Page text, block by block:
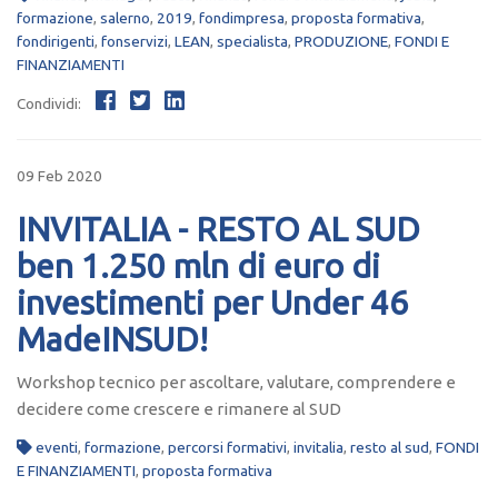
formazione, salerno, 2019, fondimpresa, proposta formativa,
fondirigenti, fonservizi, LEAN, specialista, PRODUZIONE, FONDI E
FINANZIAMENTI
Condividi:
09 Feb 2020
INVITALIA - RESTO AL SUD
ben 1.250 mln di euro di
investimenti per Under 46
MadeINSUD!
Workshop tecnico per ascoltare, valutare, comprendere e
decidere come crescere e rimanere al SUD
eventi, formazione, percorsi formativi, invitalia, resto al sud, FONDI
E FINANZIAMENTI, proposta formativa